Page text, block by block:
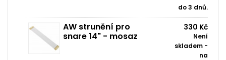
do 3 dnů.
AW strunění pro
snare 14" - mosaz
330 Kč
Není
skladem -
na